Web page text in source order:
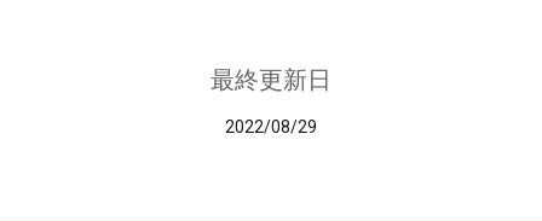
最終更新日
2022/08/29